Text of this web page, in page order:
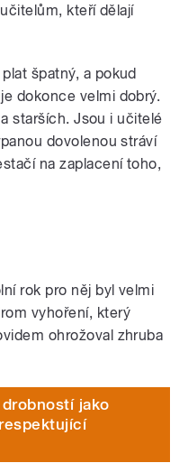
kteří dělají
špatný, a pokud
dokonce velmi dobrý.
starších. Jsou i učitelé
dovolenou stráví
na zaplacení toho,
rok pro něj byl velmi
vyhoření, který
ohrožoval zhruba
jako